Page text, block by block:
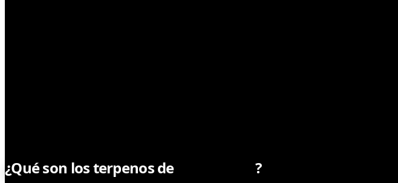
¿Qué son los terpenos de ?